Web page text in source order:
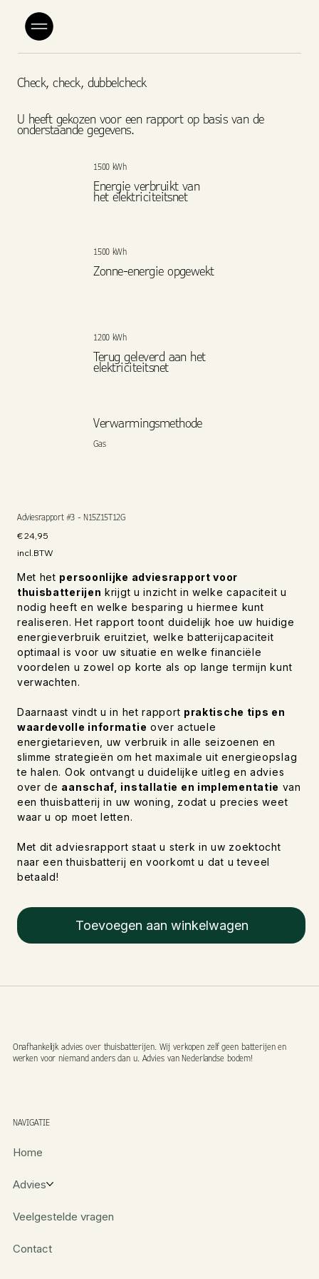
Check, check, dubbelcheck
U heeft gekozen voor een rapport op basis van de
onderstaande gegevens.
1500 kWh
Energie verbruikt van
het elektriciteitsnet
1500 kWh
Zonne-energie opgewekt
1200 kWh
Terug geleverd aan het
elektriciteitsnet
Gas
Verwarmingsmethode
Adviesrapport #3 - N15Z15T12G
Prijs
€ 24,95
incl.BTW
Met het persoonlijke adviesrapport voor
thuisbatterijen krijgt u inzicht in welke capaciteit u
nodig heeft en welke besparing u hiermee kunt
realiseren. Het rapport toont duidelijk hoe uw huidige
energieverbruik eruitziet, welke batterijcapaciteit
optimaal is voor uw situatie en welke financiële
voordelen u zowel op korte als op lange termijn kunt
verwachten.
Daarnaast vindt u in het rapport praktische tips en
waardevolle informatie over actuele
energietarieven, uw verbruik in alle seizoenen en
slimme strategieën om het maximale uit energieopslag
te halen. Ook ontvangt u duidelijke uitleg en advies
over de aanschaf, installatie en implementatie van
een thuisbatterij in uw woning, zodat u precies weet
waar u op moet letten.
Met dit adviesrapport staat u sterk in uw zoektocht
naar een thuisbatterij en voorkomt u dat u teveel
betaald!
Toevoegen aan winkelwagen
NAVIGATIE
Onafhankelijk advies over thuisbatterijen. Wij verkopen zelf geen batterijen en
werken voor niemand anders dan u. Advies van Nederlandse bodem!
Home
Advies
Veelgestelde vragen
Contact